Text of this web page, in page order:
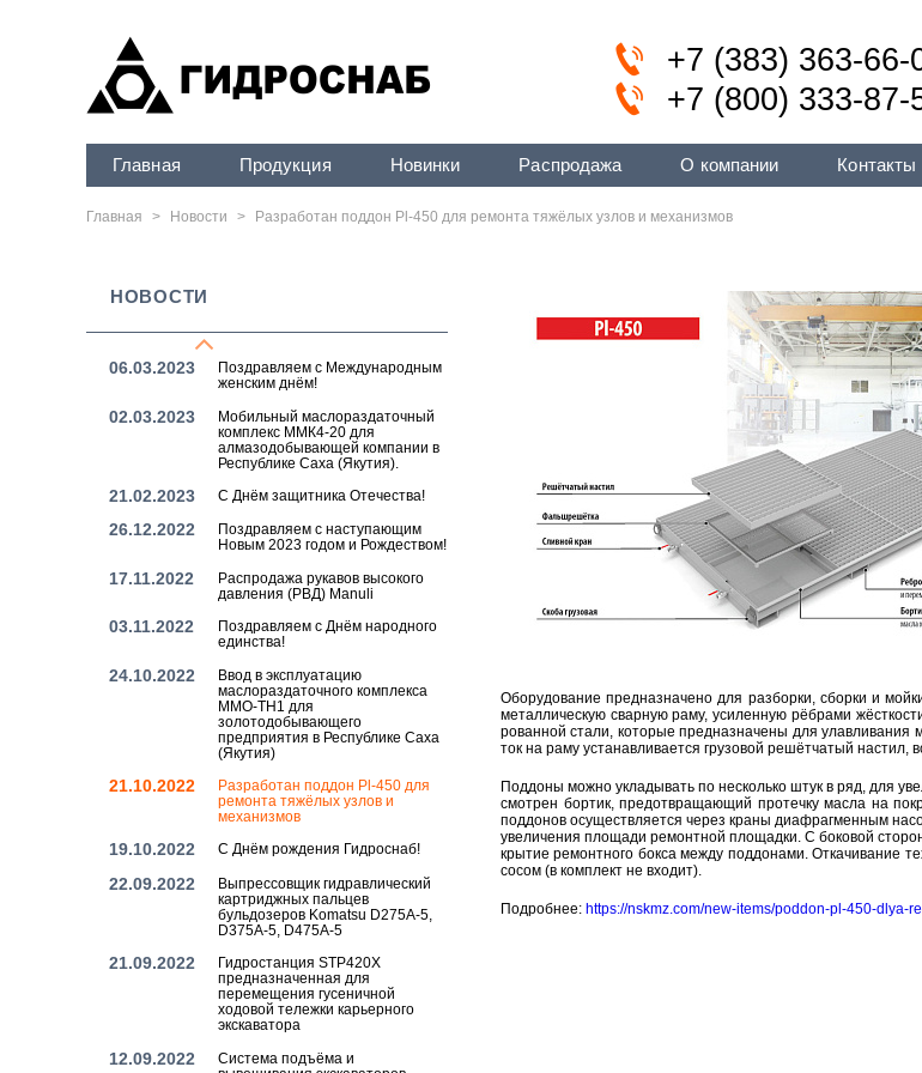
+7 (383) 363-66-
+7 (800) 333-87-
Главная Продукция Новинки Распродажа О компании Контакты
Главная > Новости > Разработан поддон Pl-450 для ремонта тяжёлых узлов и механизмов
НОВОСТИ
31.08.2023
Мобильный маслораздаточный
комплекс ММК4-40 для
25.08.2023
09.06.2023 Поздравляем с Днём России!
05.05.2023
Поздравляем с 78-летием
Великой Победы!
22.03.2023
Eaton
06.03.2023
Поздравляем с Международным
женским днём!
02.03.2023
Мобильный маслораздаточный
комплекс ММК4-20 для
алмазодобывающей компании в
Республике Саха (Якутия).
21.02.2023 С Днём защитника Отечества!
26.12.2022
Поздравляем с наступающим
Новым 2023 годом и Рождеством!
17.11.2022
Распродажа рукавов высокого
давления (РВД) Manuli
03.11.2022
Поздравляем с Днём народного
единства!
24.10.2022
Ввод в эксплуатацию
маслораздаточного комплекса
MMO-TH1 для
золотодобывающего
предприятия в Республике Саха
(Якутия)
21.10.2022
Разработан поддон Pl-450 для
ремонта тяжёлых узлов и
механизмов
19.10.2022 С Днём рождения Гидроснаб!
22.09.2022
Выпрессовщик гидравлический
картриджных пальцев
бульдозеров Komatsu D275A-5,
D375A-5, D475A-5
21.09.2022
Гидростанция STP420X
предназначенная для
перемещения гусеничной
ходовой тележки карьерного
экскаватора
12.09.2022
Система подъёма и
Обо­ру­до­ва­ние пред­на­зна­че­но для раз­бор­ки, сбор­ки и
ме­тал­ли­че­скую свар­ную раму, уси­лен­ную рёб­ра­ми
ро­ван­ной стали, ко­то­рые пред­на­зна­че­ны для
ток на раму уста­нав­ли­ва­ет­ся гру­зо­вой ре­шёт­ча­тый на­стил,
Под­до­ны можно укла­ды­вать по несколь­ко штук в ряд, для
смот­рен бор­тик, предот­вра­ща­ю­щий про­теч­ку масла на
под­до­нов осу­ществ­ля­ет­ся через краны диа­фраг­мен­ным
уве­ли­че­ния пло­ща­ди ре­монт­ной пло­щад­ки. С бо­ко­вой
кры­тие ре­монт­но­го бокса между под­до­на­ми. От­ка­чи­ва­ние
со­сом (в ком­плект не вхо­дит).
По­дроб­нее: https://​nskmz.​com/​new-​items/​poddon-​pl-​450-​dlya-​